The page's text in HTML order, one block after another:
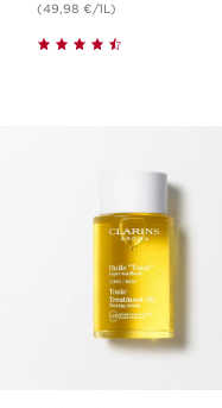
(49,98 €/1L)